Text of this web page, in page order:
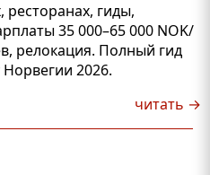
ресторанах, гиды,
35 000–65 000 NOK/
релокация. Полный гид
2026.
читать →